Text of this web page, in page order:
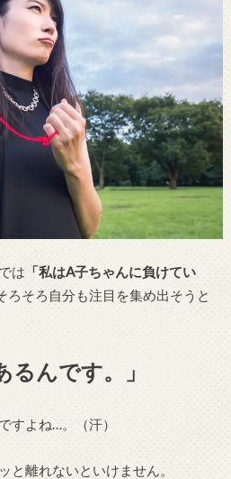
は 「私はA子ちゃんに負けてい
ろそろ自分も注目を集め出そうと
るんです。」
すよね…。（汗）
と離れないといけません。